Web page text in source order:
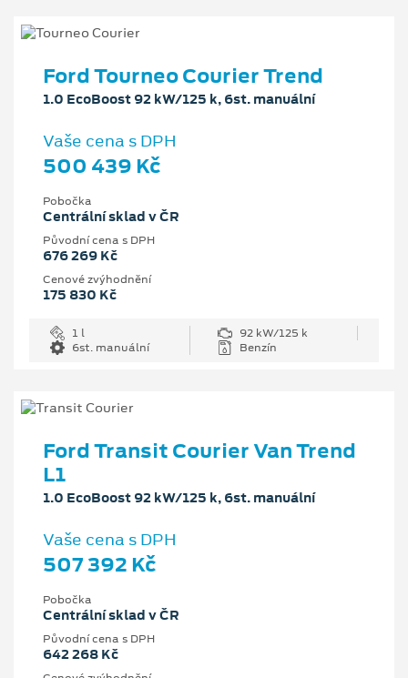
Ford Tourneo Courier Trend
1.0 EcoBoost 92 kW/125 k, 6st. manuální
Vaše cena s DPH
500 439 Kč
Pobočka
Centrální sklad v ČR
Původní cena s DPH
676 269 Kč
Cenové zvýhodnění
175 830 Kč
1 l
92 kW/125 k
6st. manuální
Benzín
Ford Transit Courier Van Trend
L1
1.0 EcoBoost 92 kW/125 k, 6st. manuální
Vaše cena s DPH
507 392 Kč
Pobočka
Centrální sklad v ČR
Původní cena s DPH
642 268 Kč